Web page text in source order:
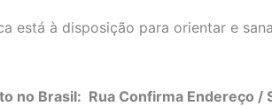
está à disposição para orientar e
no Brasil: Rua Confirma Endereço